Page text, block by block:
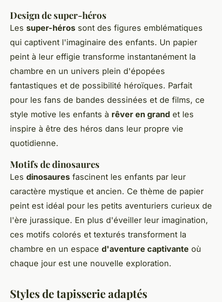
Design de super-héros
Les super-héros sont des figures emblématiques
qui captivent l'imaginaire des enfants. Un papier
peint à leur effigie transforme instantanément la
chambre en un univers plein d'épopées
fantastiques et de possibilité héroïques. Parfait
pour les fans de bandes dessinées et de films, ce
style motive les enfants à rêver en grand et les
inspire à être des héros dans leur propre vie
quotidienne.
Motifs de dinosaures
Les dinosaures fascinent les enfants par leur
caractère mystique et ancien. Ce thème de papier
peint est idéal pour les petits aventuriers curieux de
l'ère jurassique. En plus d'éveiller leur imagination,
ces motifs colorés et texturés transforment la
chambre en un espace d'aventure captivante où
chaque jour est une nouvelle exploration.
Styles de tapisserie adaptés